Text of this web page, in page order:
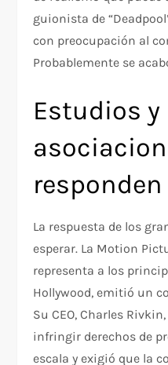
guionista de
con preocupación al
Probablemente se
Estudios y
responden
La respuesta de los
esperar. La Motion
representa a los
Hollywood, emitió un
Su CEO, Charles
infringir derechos de
escala y exigió que la